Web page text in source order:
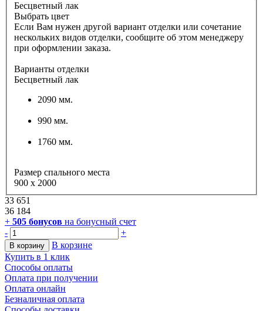
Бесцветный лак
Выбрать цвет
Если Вам нужен другой вариант отделки или сочетание
нескольких видов отделки, сообщите об этом менеджеру
при оформлении заказа.
Варианты отделки
Бесцветный лак
2090 мм.
990 мм.
1760 мм.
Размер спального места
900 х 2000
33 651
36 184
+ 505 бонусов на бонусный счет
-
+
В корзину
В корзине
Купить в 1 клик
Способы оплаты
Оплата при получении
Оплата онлайн
Безналичная оплата